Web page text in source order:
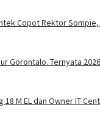
Copot Rektor
Gorontalo. Ternyata
M EL dan Owner IT